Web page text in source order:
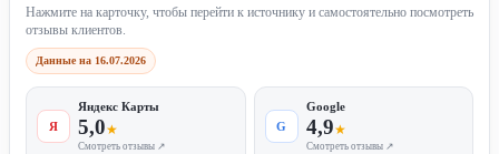
Нажмите на карточку, чтобы перейти к источнику и самостоятельно посмотреть
отзывы клиентов.
Данные на 16.07.2026
Я
Яндекс Карты
5,0★
Смотреть отзывы ↗
G
Google
4,9★
Смотреть отзывы ↗